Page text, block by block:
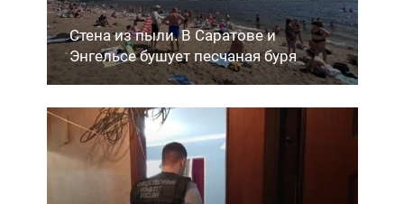
Стена из пыли. В Саратове и
Энгельсе бушует песчаная буря